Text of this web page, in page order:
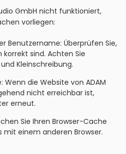
GmbH nicht funktioniert,
vorliegen:
Benutzername: Überprüfen Sie,
sind. Achten Sie
Kleinschreibung.
Wenn die Website von ADAM
nicht erreichbar ist,
erneut.
Sie Ihren Browser-Cache
mit einem anderen Browser.